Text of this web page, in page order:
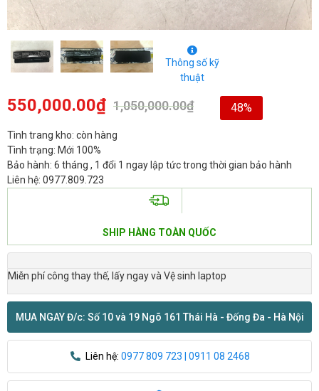
Thông số kỹ
thuật
1,050,000.00₫
550,000.00₫ 48%
Tình trang kho: còn hàng
Tình trạng: Mới 100%
Bảo hành: 6 tháng , 1 đổi 1 ngay lập tức trong thời gian bảo hành
Liên hệ: 0977.809.723
SHIP HÀNG TOÀN QUỐC
Miễn phí công thay thế, lấy ngay và Vệ sinh laptop
MUA NGAY Đ/c: Số 10 và 19 Ngõ 161 Thái Hà - Đống Đa - Hà Nội
Liên hệ: 0977 809 723 | 0911 08 2468